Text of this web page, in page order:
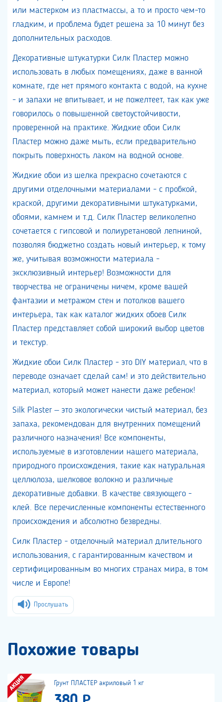
или мастерком из пластмассы, а то и просто чем-то
гладким, и проблема будет решена за 10 минут без
дополнительных расходов.
Декоративные штукатурки Силк Пластер можно
использовать в любых помещениях, даже в ванной
комнате, где нет прямого контакта с водой, на кухне
- и запахи не впитывает, и не пожелтеет, так как уже
говорилось о повышенной светоустойчивости,
проверенной на практике. Жидкие обои Силк
Пластер можно даже мыть, если предварительно
покрыть поверхность лаком на водной основе.
Жидкие обои из шелка прекрасно сочетаются с
другими отделочными материалами - с пробкой,
краской, другими декоративными штукатурками,
обоями, камнем и т.д. Силк Пластер великолепно
сочетается с гипсовой и полиуретановой лепниной,
позволяя бюджетно создать новый интерьер, к тому
же, учитывая возможности материала -
эксклюзивный интерьер! Возможности для
творчества не ограничены ничем, кроме вашей
фантазии и метражом стен и потолков вашего
интерьера, так как каталог жидких обоев Силк
Пластер представляет собой широкий выбор цветов
и текстур.
Жидкие обои Силк Пластер - это DIY материал, что в
переводе означает сделай сам! и это действительно
материал, который может нанести даже ребенок!
Silk Plaster – это экологически чистый материал, без
запаха, рекомендован для внутренних помещений
различного назначения! Все компоненты,
используемые в изготовлении нашего материала,
природного происхождения, такие как натуральная
целлюлоза, шелковое волокно и различные
декоративные добавки. В качестве связующего -
клей. Все перечисленные компоненты естественного
происхождения и абсолютно безвредны.
Силк Пластер - отделочный материал длительного
использования, с гарантированным качеством и
сертифицированным во многих странах мира, в том
числе и Европе!
Прослушать
Похожие товары
Грунт ПЛАСТЕР акриловый 1 кг